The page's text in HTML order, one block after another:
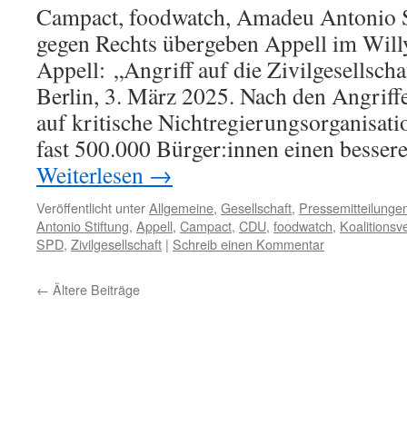
Campact, foodwatch, Amadeu Antonio
gegen Rechts übergeben Appell im
Appell: „Angriff auf die
Berlin, 3. März 2025. Nach den
auf kritische
fast 500.000 Bürger:innen einen
Weiterlesen →
Veröffentlicht unterAllgemeine, Gesellschaft,
Antonio Stiftung, Appell, Campact, CDU, foodwatch,
SPD, Zivilgesellschaft | Schreib einen Kommentar
← Ältere Beiträge